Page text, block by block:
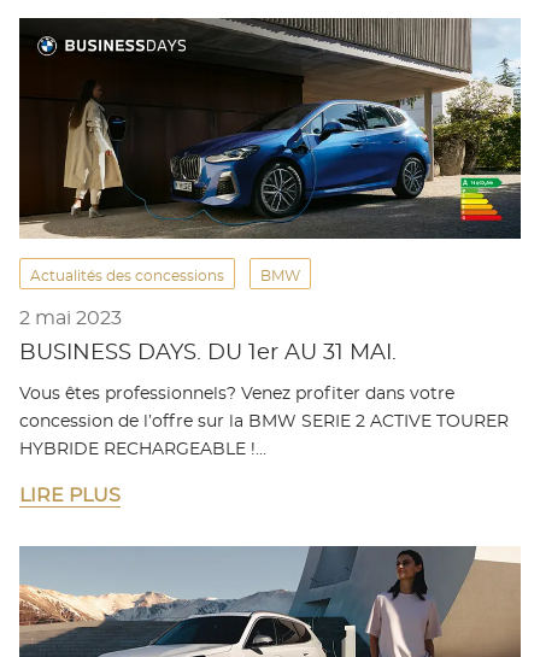
Actualités des concessions BMW
2 mai 2023
BUSINESS DAYS. DU 1er AU 31 MAI.
Vous êtes professionnels? Venez profiter dans votre
concession de l’offre sur la BMW SERIE 2 ACTIVE TOURER
HYBRIDE RECHARGEABLE !…
LIRE PLUS